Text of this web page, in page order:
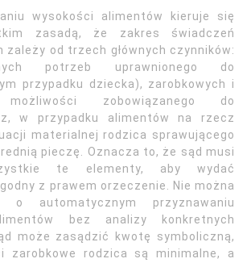
wysokości alimentów kieruje się
zasadą, że zakres świadczeń
zależy od trzech głównych czynników:
potrzeb uprawnionego do
przypadku dziecka), zarobkowych i
możliwości zobowiązanego do
w przypadku alimentów na rzecz
materialnej rodzica sprawującego
pieczę. Oznacza to, że sąd musi
te elementy, aby wydać
z prawem orzeczenie. Nie można
o automatycznym przyznawaniu
bez analizy konkretnych
może zasądzić kwotę symboliczną,
zarobkowe rodzica są minimalne, a